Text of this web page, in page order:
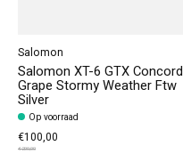
Salomon
Salomon XT-6 GTX Concord
Grape Stormy Weather Ftw
Silver
Op voorraad
€100,00
€200,00